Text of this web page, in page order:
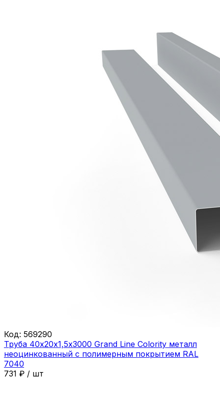
Код: 569290
Труба 40х20х1,5х3000 Grand Line Colority металл
неоцинкованный с полимерным покрытием RAL
7040
731 ₽ / шт